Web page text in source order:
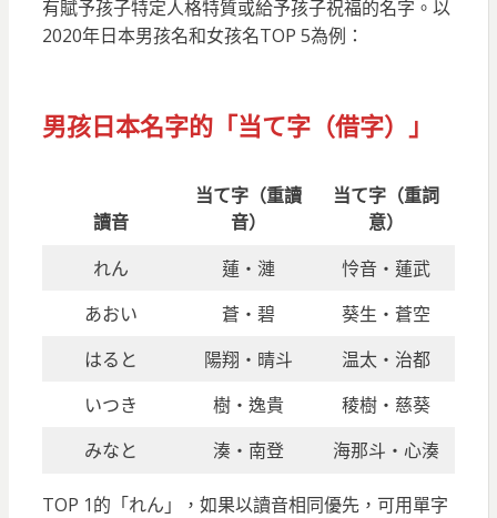
有賦予孩子特定人格特質或給予孩子祝福的名字。以
2020年日本男孩名和女孩名TOP 5為例：
男孩日本名字的「当て字（借字）」
讀音
当て字（重讀
音）
当て字（重詞
意）
れん
蓮・漣
怜音・蓮武
あおい
蒼・碧
葵生・蒼空
はると
陽翔・晴斗
温太・治都
いつき
樹・逸貴
稜樹・慈葵
みなと
湊・南登 海那斗・心湊
TOP 1的「れん」，如果以讀音相同優先，可用單字